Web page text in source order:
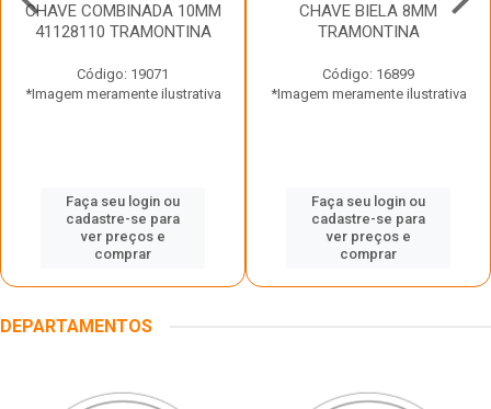
CHAVE COMBINADA 10MM
41128110 TRAMONTINA
Código: 19071
*Imagem meramente ilustrativa
Faça seu login ou
cadastre-se para
ver preços e
comprar
CHAVE BIELA 8MM
TRAMONTINA
Código: 16899
*Imagem meramente ilustrativa
Faça seu login ou
cadastre-se para
ver preços e
comprar
DEPARTAMENTOS